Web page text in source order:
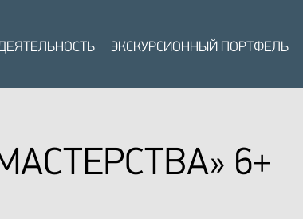
ЭКСКУРСИОННЫЙ ПОРТФЕЛЬ
6+